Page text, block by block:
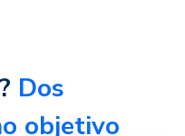
Dos
objetivo